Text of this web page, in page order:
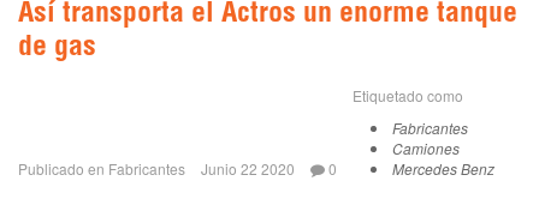
Así transporta el Actros un enorme tanque
de gas
Publicado en Fabricantes Junio 22 2020 0
Etiquetado como
Fabricantes
Camiones
Mercedes Benz